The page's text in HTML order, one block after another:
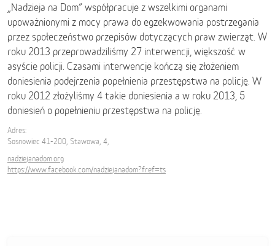
„Nadzieja na Dom” współpracuje z wszelkimi organami
upoważnionymi z mocy prawa do egzekwowania postrzegania
przez społeczeństwo przepisów dotyczących praw zwierząt. W
roku 2013 przeprowadziliśmy 27 interwencji, większość w
asyście policji. Czasami interwencje kończą się złożeniem
doniesienia podejrzenia popełnienia przestępstwa na policję. W
roku 2012 złożyliśmy 4 takie doniesienia a w roku 2013, 5
doniesień o popełnieniu przestępstwa na policję.
Adres:
Sosnowiec 41-200, Stawowa, 4,
nadziejanadom.org
https://www.facebook.com/nadziejanadom?fref=ts